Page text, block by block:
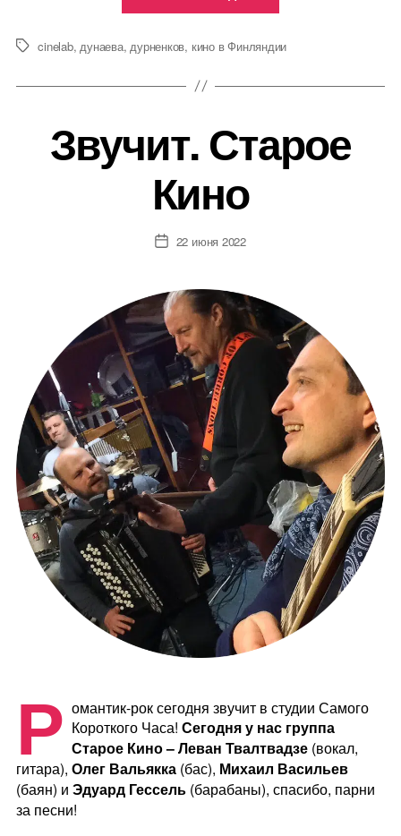
Меткиcinelab,дунаева,дурненков, кино в Финляндии
Звучит. Старое
Кино
Дата22 июня 2022
Р омантик-рок сегодня звучит в студии Самого
Короткого Часа! Сегодня у нас группа
Старое Кино – Леван Твалтвадзе(вокал,
гитара), Олег Вальякка(бас), Михаил Васильев
(баян) и Эдуард Гессель(барабаны), спасибо, парни
за песни!